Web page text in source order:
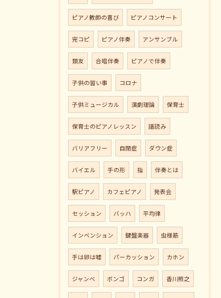
ピアノ教師の喜び ピアノコンサート
完コピ ピアノ伴奏 アンサンブル
類友 合唱伴奏 ピアノで伴奏
子供の習い事 コロナ
子供ミュージカル 演劇理論 保育士
保育士のピアノレッスン 譜読み
バリアフリー 自閉症 ダウン症
バイエル 手の形 指 伴奏とは
駅ピアノ カフェピアノ 発表会
セッション バッハ 平均律
インベンション 鍵盤楽器 虫様筋
手は卵は嘘 パーカッション カホン
ジャンべ ボンゴ コンガ 香川照之